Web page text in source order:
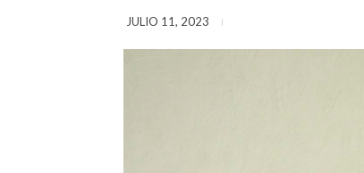
JULIO 11, 2023